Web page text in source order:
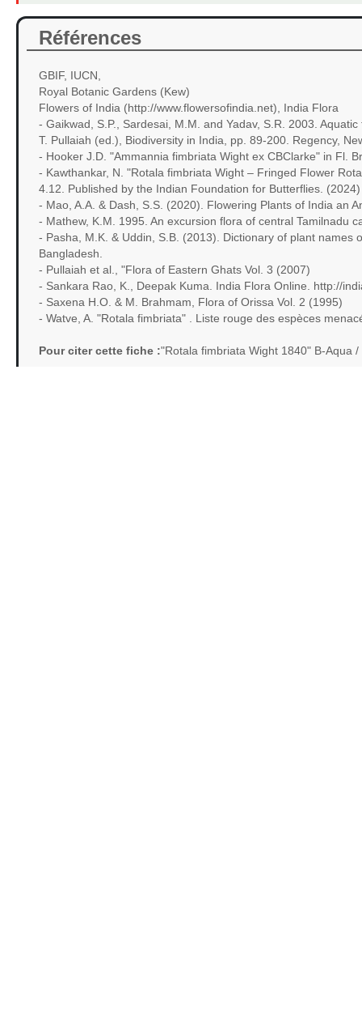
Références
GBIF, IUCN,
Royal Botanic Gardens (Kew)
Flowers of India (http://www.flowersofindia.net), India Flora
- Gaikwad, S.P., Sardesai, M.M. and Yadav, S.R. 2003.
T. Pullaiah (ed.), Biodiversity in India, pp. 89-200. Regency,
- Hooker J.D. "Ammannia fimbriata Wight ex CBClarke" in Fl.
- Kawthankar, N. "Rotala fimbriata Wight – Fringed Flower
4.12. Published by the Indian Foundation for Butterflies. (2024)
- Mao, A.A. & Dash, S.S. (2020). Flowering Plants of India an
- Mathew, K.M. 1995. An excursion flora of central Tamilnadu
- Pasha, M.K. & Uddin, S.B. (2013). Dictionary of plant
Bangladesh.
- Pullaiah et al., "Flora of Eastern Ghats Vol. 3 (2007)
- Sankara Rao, K., Deepak Kuma. India Flora Online. http://
- Saxena H.O. & M. Brahmam, Flora of Orissa Vol. 2 (1995)
- Watve, A. "Rotala fimbriata" . Liste rouge des espèces
Pour citer cette fiche :"Rotala fimbriata Wight 1840" B-Aqua